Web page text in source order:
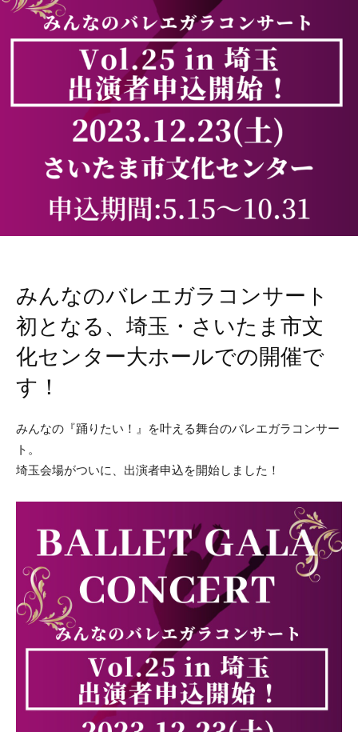
みんなのバレエガラコンサート
初となる、埼玉・さいたま市文
化センター大ホールでの開催で
す！
みんなの『踊りたい！』を叶える舞台のバレエガラコンサー
ト。
埼玉会場がついに、出演者申込を開始しました！